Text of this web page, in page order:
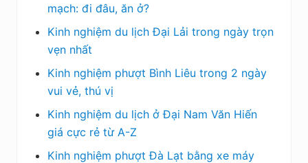
mạch: đi đâu, ăn ở?
Kinh nghiệm du lịch Đại Lải trong ngày trọn
vẹn nhất
Kinh nghiệm phượt Bình Liêu trong 2 ngày
vui vẻ, thú vị
Kinh nghiệm du lịch ở Đại Nam Văn Hiến
giá cực rẻ từ A-Z
Kinh nghiệm phượt Đà Lạt bằng xe máy